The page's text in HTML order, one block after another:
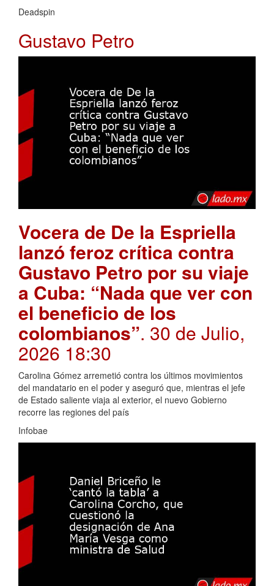
Deadspin
Gustavo Petro
Vocera de De la Espriella
lanzó feroz crítica contra
Gustavo Petro por su viaje
a Cuba: “Nada que ver con
el beneficio de los
colombianos”. 30 de Julio,
2026 18:30
Carolina Gómez arremetió contra los últimos movimientos
del mandatario en el poder y aseguró que, mientras el jefe
de Estado saliente viaja al exterior, el nuevo Gobierno
recorre las regiones del país
Infobae